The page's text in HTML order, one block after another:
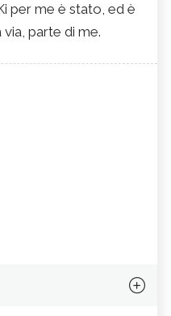
per me è stato, ed è
parte di me.